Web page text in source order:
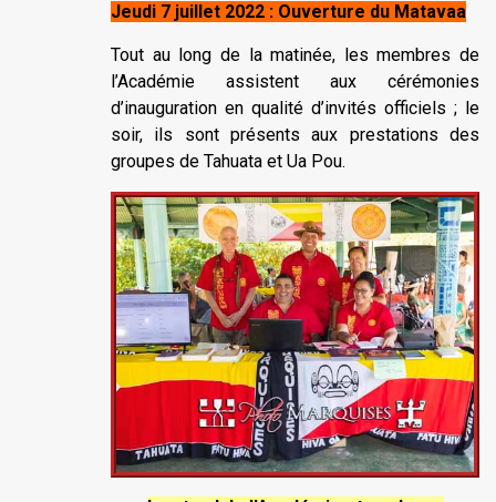
Jeudi 7 juillet 2022 : Ouverture du Matavaa
Tout au long de la matinée, les membres de
l’Académie assistent aux cérémonies
d’inauguration en qualité d’invités officiels ; le
soir, ils sont présents aux prestations des
groupes de Tahuata et Ua Pou.